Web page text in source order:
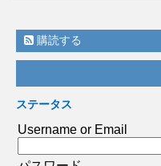
購読する
ステータス
Username or Email